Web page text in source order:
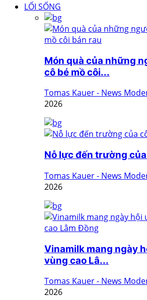
LỐI SỐNG
Món quà của những
cô bé mồ côi...
Tomas Kauer - News
2026
Nỗ lực đến trường
Tomas Kauer - News
2026
Vinamilk mang ngày
vùng cao Lâ...
Tomas Kauer - News
2026